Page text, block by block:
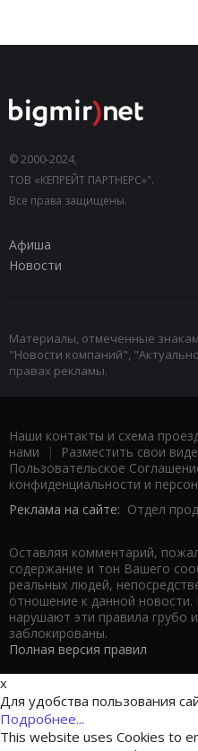
© 2000-2024,
ТОВ «КЕПРЕЙТ ПАРТНЕРС»".
Все права защищены.
Афиша
Новости
Материалы, отмеченные
"Новости компаний",
правах рекламы.
Наши контакты и схема
нами | Разместить свои
Пользовательское
конфиденциальности и
Реклама на сайте: Отдел
Оставляя комментарий,
содержание и тон Вашего
реальных людей,
отношение к данной
нарушают эти правила грубо
заблокированы.
Полная версия правил
x
Для удобства пользования
Подробнее...
This website uses Cookies to